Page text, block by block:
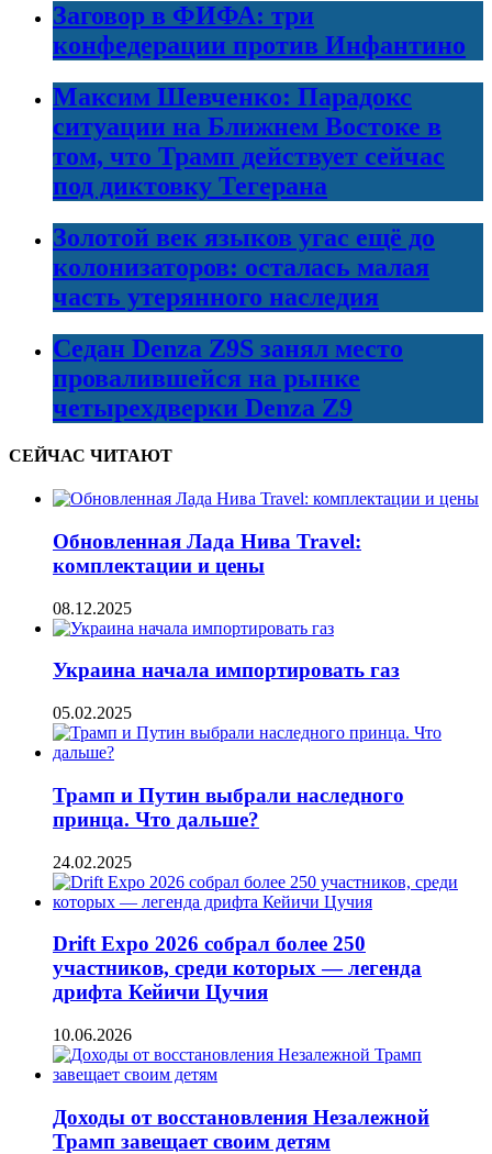
Заговор в ФИФА: три
конфедерации против Инфантино
Максим Шевченко: Парадокс
ситуации на Ближнем Востоке в
том, что Трамп действует сейчас
под диктовку Тегерана
Золотой век языков угас ещё до
колонизаторов: осталась малая
часть утерянного наследия
Седан Denza Z9S занял место
провалившейся на рынке
четырехдверки Denza Z9
СЕЙЧАС ЧИТАЮТ
Обновленная Лада Нива Travel:
комплектации и цены
08.12.2025
Украина начала импортировать газ
05.02.2025
Трамп и Путин выбрали наследного
принца. Что дальше?
24.02.2025
Drift Expo 2026 собрал более 250
участников, среди которых — легенда
дрифта Кейичи Цучия
10.06.2026
Доходы от восстановления Незалежной
Трамп завещает своим детям